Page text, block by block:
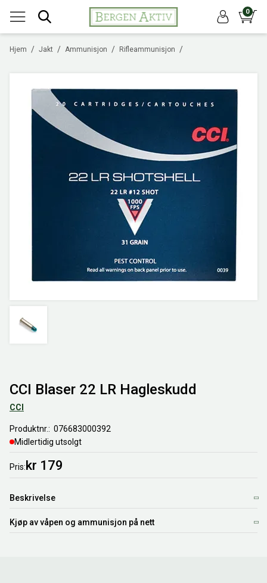
0
/
Hjem /
Jakt /
Ammunisjon /
Rifleammunisjon
CCI Blaser 22 LR Hagleskudd
CCI
Produktnr.
076683000392
Midlertidig utsolgt
Pris kr 179
Beskrivelse
Kjøp av våpen og ammunisjon på nett